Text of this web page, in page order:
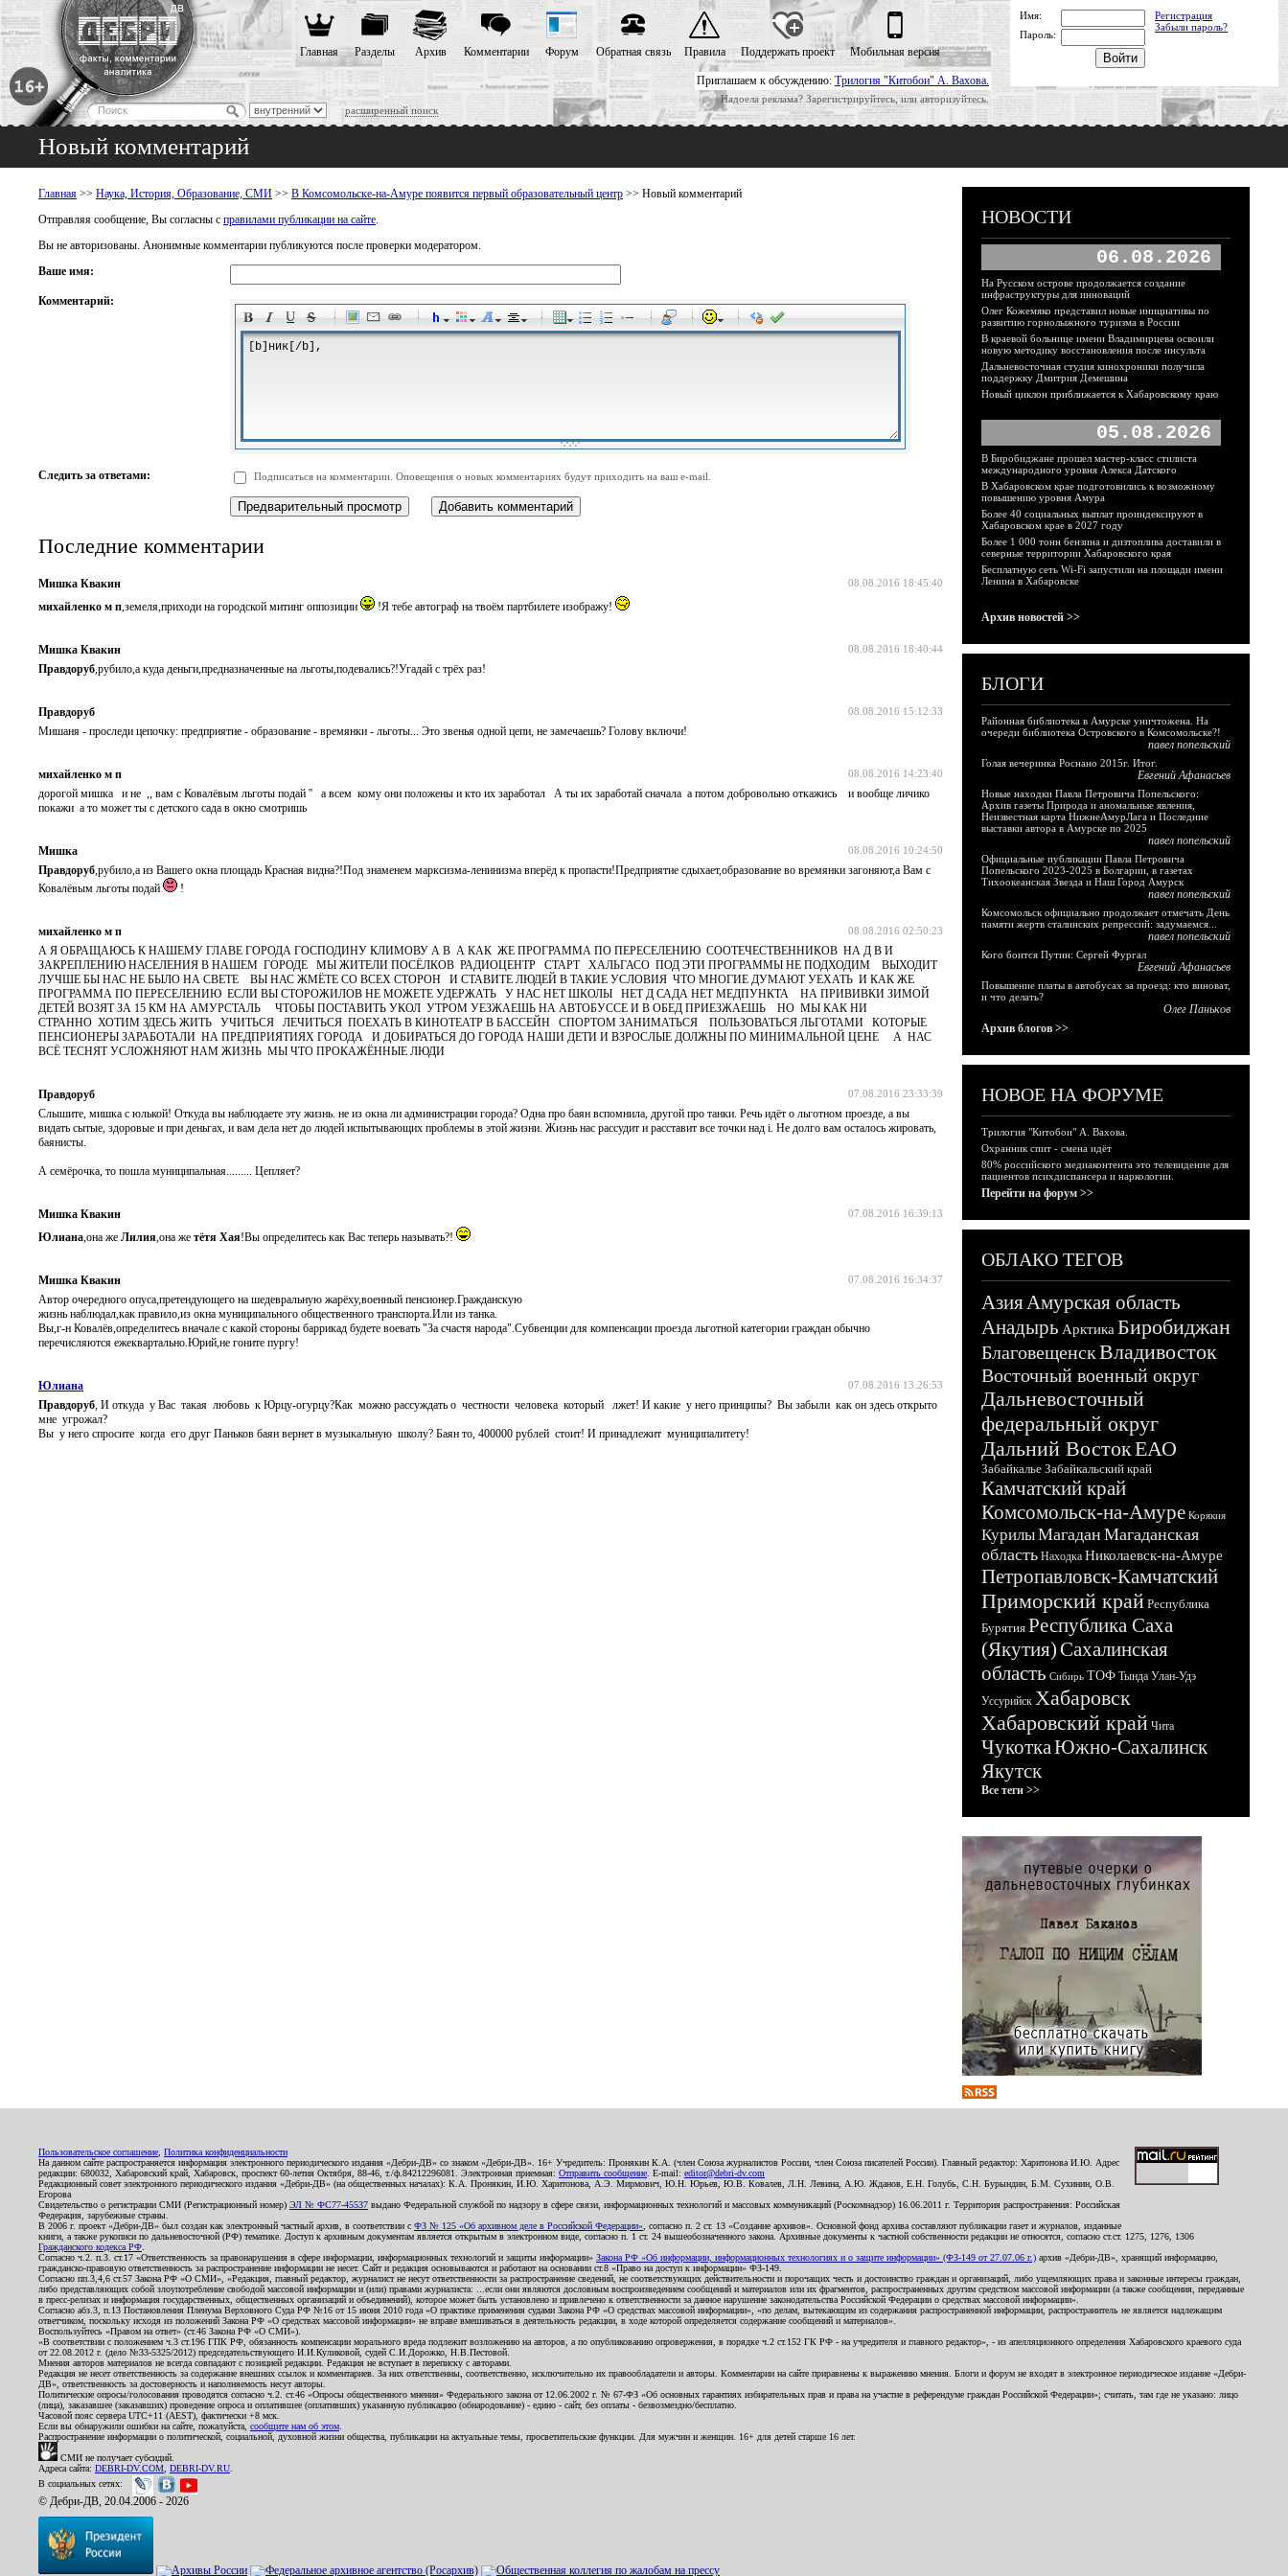
Приглашаем к обсуждению: Трилогия "Китобои" А. Вахова.
Надоела реклама? Зарегистрируйтесь, или авторизуйтесь.
расширенный поиск
Главная Разделы Архив Комментарии Форум Обратная связь Правила Поддержать проект Мобильная версия
Имя:
Регистрация
Забыли пароль?
Пароль:
Новый комментарий
Главная >> Наука, История, Образование, СМИ >> В Комсомольске-на-Амуре появится первый образовательный центр >> Новый комментарий
Отправляя сообщение, Вы согласны с правилами публикации на сайте.
Вы не авторизованы. Анонимные комментарии публикуются после проверки модератором.
Ваше имя:
Комментарий:
-
-
-
-
-
-
-
-
-
-
-
-
-
-
-
-
-
-
-
-
-
-
-
-
-
-
-
Следить за ответами: Подписаться на комментарии. Оповещения о новых комментариях будут приходить на ваш e-mail.
Последние комментарии
08.08.2016 18:45:40
Мишка Квакин
михайленко м п ,земеля,приходи на городской митинг оппозиции !Я тебе автограф на твоём партбилете изображу!
08.08.2016 18:40:44
Мишка Квакин
Правдоруб ,рубило,а куда деньги,предназначенные на льготы,подевались?!Угадай с трёх раз!
08.08.2016 15:12:33
Правдоруб
Мишаня - проследи цепочку: предприятие - образование - времянки - льготы... Это звенья одной цепи, не замечаешь? Голову включи!
08.08.2016 14:23:40
михайленко м п
дорогой мишка и не ,, вам с Ковалёвым льготы подай '' а всем кому они положены и кто их заработал А ты их заработай сначала а потом добровольно откажись и вообще личико
покажи а то может ты с детского сада в окно смотришь
08.08.2016 10:24:50
Мишка
Правдоруб ,рубило,а из Вашего окна площадь Красная видна?!Под знаменем марксизма-ленинизма вперёд к пропасти!Предприятие сдыхает,образование во времянки загоняют,а Вам с
Ковалёвым льготы подай
!
08.08.2016 02:50:23
михайленко м п
А Я ОБРАЩАЮСЬ К НАШЕМУ ГЛАВЕ ГОРОДА ГОСПОДИНУ КЛИМОВУ А В А КАК ЖЕ ПРОГРАММА ПО ПЕРЕСЕЛЕНИЮ СООТЕЧЕСТВЕННИКОВ НА Д В И
ЗАКРЕПЛЕНИЮ НАСЕЛЕНИЯ В НАШЕМ ГОРОДЕ МЫ ЖИТЕЛИ ПОСЁЛКОВ РАДИОЦЕНТР СТАРТ ХАЛЬГАСО ПОД ЭТИ ПРОГРАММЫ НЕ ПОДХОДИМ ВЫХОДИТ
ЛУЧШЕ БЫ НАС НЕ БЫЛО НА СВЕТЕ ВЫ НАС ЖМЁТЕ СО ВСЕХ СТОРОН И СТАВИТЕ ЛЮДЕЙ В ТАКИЕ УСЛОВИЯ ЧТО МНОГИЕ ДУМАЮТ УЕХАТЬ И КАК ЖЕ
ПРОГРАММА ПО ПЕРЕСЕЛЕНИЮ ЕСЛИ ВЫ СТОРОЖИЛОВ НЕ МОЖЕТЕ УДЕРЖАТЬ У НАС НЕТ ШКОЛЫ НЕТ Д САДА НЕТ МЕДПУНКТА НА ПРИВИВКИ ЗИМОЙ
ДЕТЕЙ ВОЗЯТ ЗА 15 КМ НА АМУРСТАЛЬ ЧТОБЫ ПОСТАВИТЬ УКОЛ УТРОМ УЕЗЖАЕШЬ НА АВТОБУССЕ И В ОБЕД ПРИЕЗЖАЕШЬ НО МЫ КАК НИ
СТРАННО ХОТИМ ЗДЕСЬ ЖИТЬ УЧИТЬСЯ ЛЕЧИТЬСЯ ПОЕХАТЬ В КИНОТЕАТР В БАССЕЙН СПОРТОМ ЗАНИМАТЬСЯ ПОЛЬЗОВАТЬСЯ ЛЬГОТАМИ КОТОРЫЕ
ПЕНСИОНЕРЫ ЗАРАБОТАЛИ НА ПРЕДПРИЯТИЯХ ГОРОДА И ДОБИРАТЬСЯ ДО ГОРОДА НАШИ ДЕТИ И ВЗРОСЛЫЕ ДОЛЖНЫ ПО МИНИМАЛЬНОЙ ЦЕНЕ А НАС
ВСЁ ТЕСНЯТ УСЛОЖНЯЮТ НАМ ЖИЗНЬ МЫ ЧТО ПРОКАЖЁННЫЕ ЛЮДИ
07.08.2016 23:33:39
Правдоруб
Слышите, мишка с юлькой! Откуда вы наблюдаете эту жизнь. не из окна ли администрации города? Одна про баян вспомнила, другой про танки. Речь идёт о льготном проезде, а вы
видать сытые, здоровые и при деньгах, и вам дела нет до людей испытывающих проблемы в этой жизни. Жизнь нас рассудит и расставит все точки над i. Не долго вам осталось жировать,
баянисты.
А семёрочка, то пошла муниципальная......... Цепляет?
07.08.2016 16:39:13
Мишка Квакин
Юлиана ,она же Лилия ,она же тётя Хая!Вы определитесь как Вас теперь называть?!
07.08.2016 16:34:37
Мишка Квакин
Автор очередного опуса,претендующего на шедевральную жарёху,военный пенсионер.Гражданскую
жизнь наблюдал,как правило,из окна муниципального общественного транспорта.Или из танка.
Вы,г-н Ковалёв,определитесь вначале с какой стороны баррикад будете воевать "За счастя народа".Субвенции для компенсации проезда льготной категории граждан обычно
перечисляются ежеквартально.Юрий,не гоните пургу!
07.08.2016 13:26:53
Юлиана
Правдоруб , И откуда у Вас такая любовь к Юрцу-огурцу?Как можно рассуждать о честности человека который лжет! И какие у него принципы? Вы забыли как он здесь открыто
мне угрожал?
Вы у него спросите когда его друг Паньков баян вернет в музыкальную школу? Баян то, 400000 рублей стоит! И принадлежит муниципалитету!
НОВОСТИ
06.08.2026
На Русском острове продолжается создание
инфраструктуры для инноваций
Олег Кожемяко представил новые инициативы по
развитию горнолыжного туризма в России
В краевой больнице имени Владимирцева освоили
новую методику восстановления после инсульта
Дальневосточная студия кинохроники получила
поддержку Дмитрия Демешина
Новый циклон приближается к Хабаровскому краю
05.08.2026
В Биробиджане прошел мастер-класс стилиста
международного уровня Алекса Датского
В Хабаровском крае подготовились к возможному
повышению уровня Амура
Более 40 социальных выплат проиндексируют в
Хабаровском крае в 2027 году
Более 1 000 тонн бензина и дизтоплива доставили в
северные территории Хабаровского края
Бесплатную сеть Wi-Fi запустили на площади имени
Ленина в Хабаровске
Архив новостей >>
БЛОГИ
Районная библиотека в Амурске уничтожена. На
очереди библиотека Островского в Комсомольске?!
павел попельский
Голая вечеринка Роснано 2015г. Итог.
Евгений Афанасьев
Новые находки Павла Петровича Попельского:
Архив газеты Природа и аномальные явления,
Неизвестная карта НижнеАмурЛага и Последние
выставки автора в Амурске по 2025
павел попельский
Официальные публикации Павла Петровича
Попельского 2023-2025 в Болгарии, в газетах
Тихоокеанская Звезда и Наш Город Амурск
павел попельский
Комсомольск официально продолжает отмечать День
памяти жертв сталинских репрессий: задумаемся...
павел попельский
Кого боится Путин: Сергей Фургал
Евгений Афанасьев
Повышение платы в автобусах за проезд: кто виноват,
и что делать?
Олег Паньков
Архив блогов >>
НОВОЕ НА ФОРУМЕ
Трилогия "Китобои" А. Вахова.
Охранник спит - смена идёт
80% российского медиаконтента это телевидение для
пациентов психдиспансера и наркологии.
Перейти на форум >>
ОБЛАКО ТЕГОВ
АзияАмурская область
Анадырь Арктика Биробиджан
БлаговещенскВладивосток
Восточный военный округ
Дальневосточный
федеральный округ
Дальний ВостокЕАО
Забайкалье Забайкальский край
Камчатский край
Комсомольск-на-Амуре Корякия
КурилыМагадан Магаданская
область Находка Николаевск-на-Амуре
Петропавловск-Камчатский
Приморский край Республика
Бурятия Республика Саха
(Якутия)Сахалинская
область Сибирь ТОФ Тында Улан-Удэ
Уссурийск Хабаровск
Хабаровский край Чита
ЧукоткаЮжно-Сахалинск
Якутск
Все теги >>
Пользовательское соглашение Политика конфиденциальности
На данном сайте распространяется информация электронного периодического издания «Дебри-ДВ» со знаком «Дебри-ДВ». 16+ Учредитель: Пронякин К.А. (член Союза журналистов России, член Союза писателей России). Главный редактор: Харитонова И.Ю. Адрес
редакции: 680032, Хабаровский край, Хабаровск, проспект 60-летия Октября, 88-46, т./ф.84212296081. Электронная приемная: Отправить сообщение . E-mail: editor@debri-dv.com
Редакционный совет электронного периодического издания «Дебри-ДВ» (на общественных началах): К.А. Пронякин, И.Ю. Харитонова, А.Э. Мирмович, Ю.Н. Юрьев, Ю.В. Ковалев, Л.Н. Левина, А.Ю. Жданов, Е.Н. Голубь, С.Н. Бурындин, Б.М. Сухинин, О.В.
Егорова
Свидетельство о регистрации СМИ (Регистрационный номер) ЭЛ № ФС77-45537 выдано Федеральной службой по надзору в сфере связи, информационных технологий и массовых коммуникаций (Роскомнадзор) 16.06.2011 г. Территория распространения: Российская
Федерация, зарубежные страны.
В 2006 г. проект «Дебри-ДВ» был создан как электронный частный архив, в соответствии с ФЗ № 125 «Об архивном деле в Российской Федерации» , согласно п. 2 ст. 13 «Создание архивов». Основной фонд архива составляют публикации газет и журналов, изданные
книги, а также рукописи по дальневосточной (РФ) тематике. Доступ к архивным документам является открытым в электронном виде, согласно п. 1 ст. 24 вышеобозначенного закона. Архивные документы к частной собственности редакции не относятся, согласно ст.ст. 1275, 1276, 1306
Гражданского кодекса РФ
Согласно ч.2. п.3. ст.17 «Ответственность за правонарушения в сфере информации, информационных технологий и защиты информации» Закона РФ «Об информации, информационных технологиях и о защите информации» (ФЗ-149 от 27.07.06 г.) архив «Дебри-ДВ», хранящий информацию,
гражданско-правовую ответственность за распространение информации не несет. Сайт и редакция основываются и работают на основании ст.8 «Право на доступ к информации» ФЗ-149.
Согласно пп.3,4,6 ст.57 Закона РФ «О СМИ», «Редакция, главный редактор, журналист не несут ответственности за распространение сведений, не соответствующих действительности и порочащих честь и достоинство граждан и организаций, либо ущемляющих права и законные интересы граждан,
либо представляющих собой злоупотребление свободой массовой информации и (или) правами журналиста: ...если они являются дословным воспроизведением сообщений и материалов или их фрагментов, распространенных другим средством массовой информации (а также сообщения, переданные
в пресс-релизах и информация государственных, общественных организаций и объединений), которое может быть установлено и привлечено к ответственности за данное нарушение законодательства Российской Федерации о средствах массовой информации».
Согласно абз.3, п.13 Постановления Пленума Верховного Суда РФ №16 от 15 июня 2010 года «О практике применения судами Закона РФ «О средствах массовой информации», «по делам, вытекающим из содержания распространенной информации, распространитель не является надлежащим
ответчиком, поскольку исходя из положений Закона РФ «О средствах массовой информации» не вправе вмешиваться в деятельность редакции, в ходе которой определяется содержание сообщений и материалов».
Воспользуйтесь «Правом на ответ» (ст.46 Закона РФ «О СМИ»).
«В соответствии с положением ч.3 ст.196 ГПК РФ, обязанность компенсации морального вреда подлежит возложению на авторов, а по опубликованию опровержения, в порядке ч.2 ст.152 ГК РФ - на учредителя и главного редактор», - из апелляционного определения Хабаровского краевого суда
от 22.08.2012 г. (дело №33-5325/2012) председательствующего И.И.Куликовой, судей С.И.Дорожко, Н.В.Пестовой.
Мнения авторов материалов не всегда совпадают с позицией редакции. Редакция не вступает в переписку с авторами.
Редакция не несет ответственность за содержание внешних ссылок и комментариев. За них ответственны, соответственно, исключительно их правообладатели и авторы. Комментарии на сайте приравнены к выражению мнения. Блоги и форум не входят в электронное периодическое издание «Дебри-
ДВ», ответственность за достоверность и наполняемость несут авторы.
Политические опросы/голосования проводятся согласно ч.2. ст.46 «Опросы общественного мнения» Федерального закона от 12.06.2002 г. № 67-ФЗ «Об основных гарантиях избирательных прав и права на участие в референдуме граждан Российской Федерации»; считать, там где не указано: лицо
(лица), заказавшее (заказавших) проведение опроса и оплатившее (оплативших) указанную публикацию (обнародование) - едино - сайт, без оплаты - безвозмездно/бесплатно.
Часовой пояс сервера UTC+11 (AEST), фактически +8 мск.
Если вы обнаружили ошибки на сайте, пожалуйста, сообщите нам об этом
Распространение информации о политической, социальной, духовной жизни общества, публикации на актуальные темы, просветительские функции. Для мужчин и женщин. 16+ для детей старше 16 лет.
СМИ не получает субсидий.
Адреса сайта: DEBRI-DV.COM DEBRI-DV.RU
В социальных сетях:
© Дебри-ДВ, 20.04.2006 - 2026